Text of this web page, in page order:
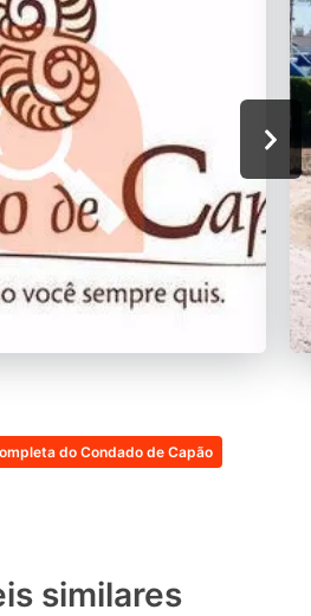
do Condado de Capão
similares